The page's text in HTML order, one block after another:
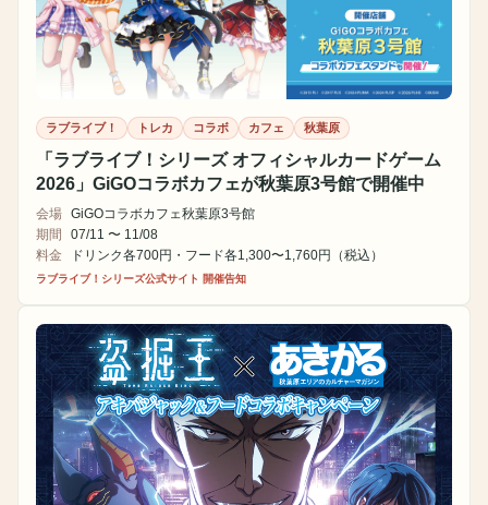
ラブライブ！ トレカ コラボ カフェ 秋葉原
「ラブライブ！シリーズ オフィシャルカードゲーム
2026」GiGOコラボカフェが秋葉原3号館で開催中
会場 GiGOコラボカフェ秋葉原3号館
期間
07/11 〜 11/08
料金
ドリンク各700円・フード各1,300〜1,760円（税込）
ラブライブ！シリーズ公式サイト 開催告知